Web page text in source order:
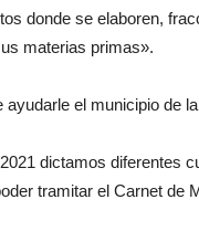
donde se elaboren,
materias primas».
ayudarle el municipio de
dictamos diferentes
tramitar el Carnet de